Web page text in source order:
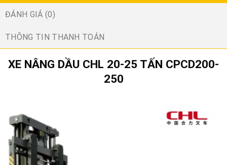
ĐÁNH GIÁ (0)
THÔNG TIN THANH TOÁN
XE NÂNG DẦU CHL 20-25 TẤN CPCD200-
250